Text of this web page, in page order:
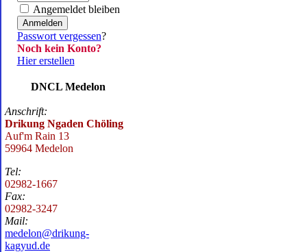
Angemeldet bleiben
Passwort vergessen?
Noch kein Konto?
Hier erstellen
DNCL Medelon
Anschrift:
Drikung Ngaden Chöling
Auf'm Rain 13
59964 Medelon
Tel:
02982-1667
Fax:
02982-3247
Mail:
medelon@drikung-
kagyud.de